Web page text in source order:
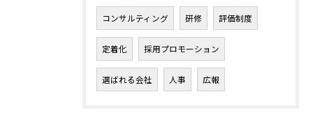
コンサルティング 研修 評価制度
定着化 採用プロモーション
選ばれる会社 人事 広報